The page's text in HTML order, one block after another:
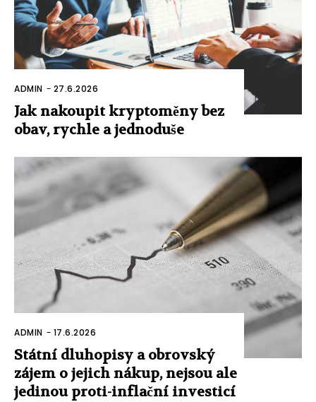
ADMIN - 27.6.2026
Jak nakoupit kryptoměny bez
obav, rychle a jednoduše
ADMIN - 17.6.2026
Státní dluhopisy a obrovský
zájem o jejich nákup, nejsou ale
jedinou proti-inflační investicí